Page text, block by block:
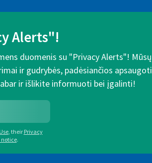
Alerts"!
duomenis su "Privacy Alerts"! Mūsų
ir gudrybės, padėsiančios apsaugoti
ir išlikite informuoti bei įgalinti!
, their Privacy
.